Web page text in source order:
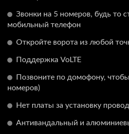
Звонки на 5 номеров, будь то
мобильный телефон
Откройте ворота из любой
Поддержка VoLTE
Позвоните по домофону,
номеров)
Нет платы за установку
Антивандальный и